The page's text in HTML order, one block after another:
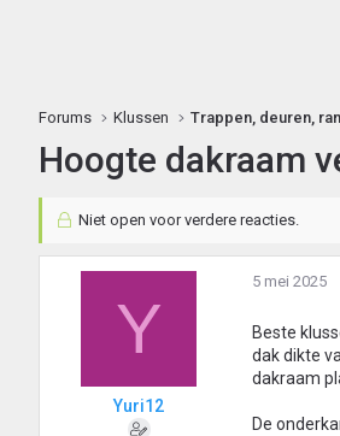
Forums Klussen
Hoogte dakraam
Niet open voor verdere reacties.
Y
Yuri12
5 mei 2025
Beste
dak dikte
dakraam
De